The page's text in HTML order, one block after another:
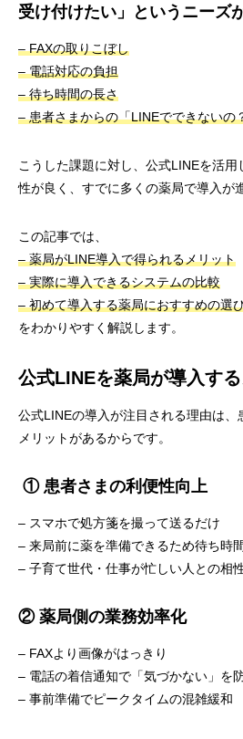
受け付けたい」というニーズ
– FAXの取りこぼし
– 電話対応の負担
– 待ち時間の長さ
– 患者さまからの「LINEでできないの
こうした課題に対し、公式LINEを活
性が良く、すでに多くの薬局で導入が
この記事では、
– 薬局がLINE導入で得られるメリット
– 実際に導入できるシステムの比較
– 初めて導入する薬局におすすめの選
をわかりやすく解説します。
公式LINEを薬局が導入す
公式LINEの導入が注目される理由は、
メリットがあるからです。
① 患者さまの利便性向上
– スマホで処方箋を撮って送るだけ
– 来局前に薬を準備できるため待ち時
– 子育て世代・仕事が忙しい人との相
② 薬局側の業務効率化
– FAXより画像がはっきり
– 電話の着信通知で「気づかない」を
– 事前準備でピークタイムの混雑緩和